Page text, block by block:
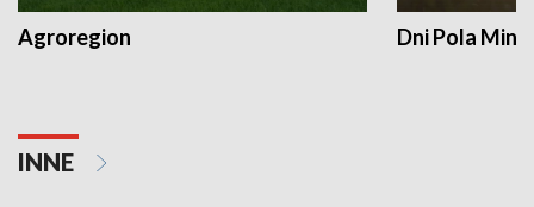
Agroregion Dni Pola
INNE